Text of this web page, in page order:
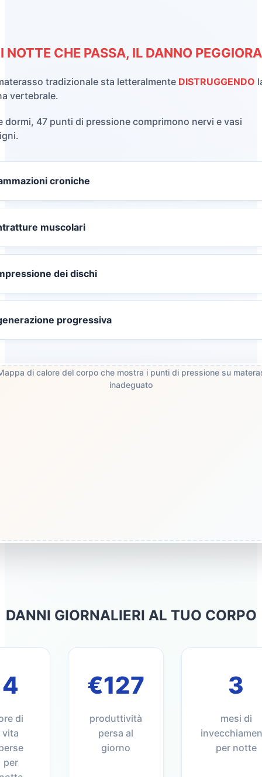
NOTTE CHE PASSA, IL DANNO
tradizionale sta letteralmente DISTRUGGENDO
vertebrale.
dormi, 47 punti di pressione comprimono nervi e vasi
croniche
muscolari
dei dischi
progressiva
DANNI GIORNALIERI AL TUO CORPO
4
di
vita
per
€127
produttività
persa al
giorno
3
mesi di
per notte